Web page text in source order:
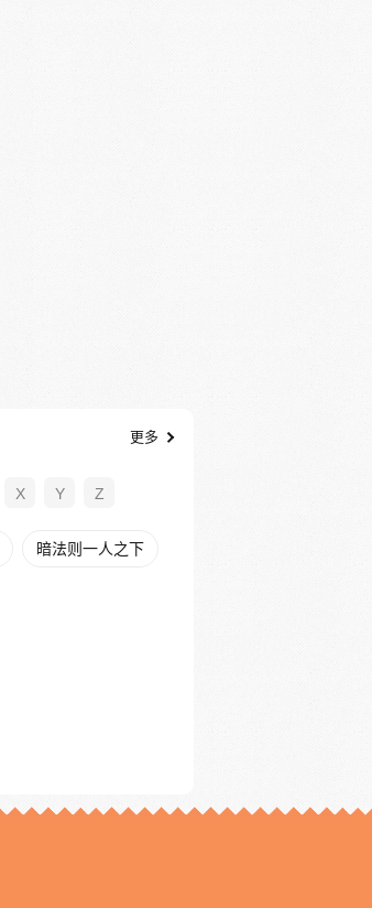
更多
X Y Z
暗法则一人之下